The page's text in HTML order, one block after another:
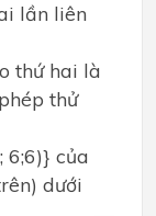
lần liên
thứ hai là
thử
6;6)} của
dưới